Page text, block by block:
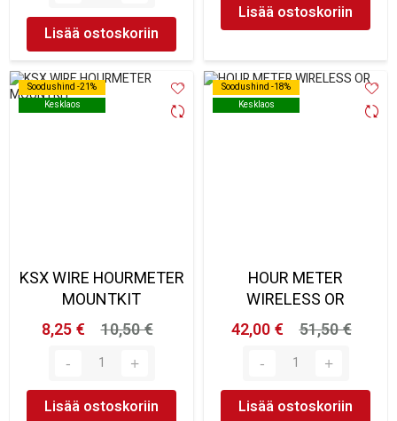
Lisää ostoskoriin
Lisää ostoskoriin
Soodushind -21%
Kesklaos
Soodushind -21%
Kesklaos
KSX WIRE HOURMETER
MOUNTKIT
8,25 €
10,50 €
Lisää ostoskoriin
Soodushind -18%
Kesklaos
Soodushind -18%
Kesklaos
HOUR METER
WIRELESS OR
42,00 €
51,50 €
Lisää ostoskoriin